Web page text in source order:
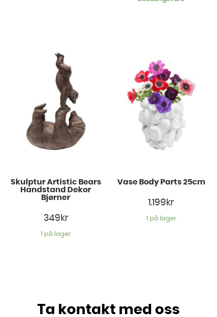
Skulptur Artistic Bears
Handstand Dekor
Bjørner
349 kr
1 på lager
Vase Body Parts 25cm
1.199 kr
1 på lager
Ta kontakt med oss